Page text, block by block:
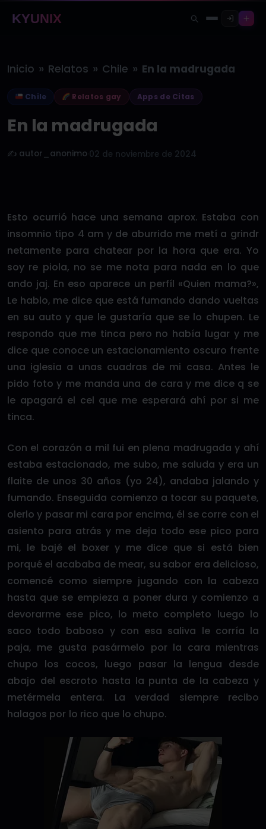
KYUNIX
Inicio » Relatos » Chile » En la madrugada
Chile Relatos gay Apps de Citas
En la madrugada
✍️ autor_anonimo 02 de noviembre de 2024
Esto ocurrió hace una semana aprox. Estaba con
insomnio tipo 4 am y de aburrido me metí a grindr
netamente para chatear por la hora que era. Yo
soy re piola, no se me nota para nada en lo que
ando jaj. En eso aparece un perfíl «Quien mama?»,
Le hablo, me dice que está fumando dando vueltas
en su auto y que le gustaría que se lo chupen. Le
respondo que me tinca pero no había lugar y me
dice que conoce un estacionamiento oscuro frente
una iglesia a unas cuadras de mi casa. Antes le
pido foto y me manda una de cara y me dice q se
le apagará el cel que me esperará ahí por si me
tinca.
Con el corazón a mil fui en plena madrugada y ahí
estaba estacionado, me subo, me saluda y era un
flaite de unos 30 años (yo 24), andaba jalando y
fumando. Enseguida comienzo a tocar su paquete,
olerlo y pasar mi cara por encima, él se corre con el
asiento para atrás y me deja todo ese pico para
mi, le bajé el boxer y me dice que si está bien
porqué el acababa de mear, su sabor era delicioso,
comencé como siempre jugando con la cabeza
hasta que se empieza a poner dura y comienzo a
devorarme ese pico, lo meto completo luego lo
saco todo baboso y con esa saliva le corría la
paja, me gusta pasármelo por la cara mientras
chupo los cocos, luego pasar la lengua desde
abajo del escroto hasta la punta de la cabeza y
metérmela entera. La verdad siempre recibo
halagos por lo rico que lo chupo.